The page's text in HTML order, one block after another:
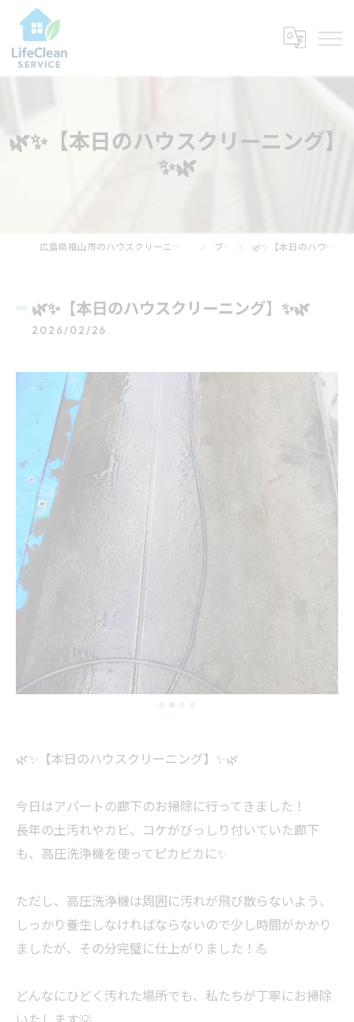
🌿✨【本日のハウスクリーニング】
✨🌿
広島県福山市のハウスクリーニングならライフ・クリーン・サービス ブログ 🌿✨【本日のハウスクリーニング】✨🌿
🌿✨【本日のハウスクリーニング】✨🌿
2026/02/26
🌿✨【本日のハウスクリーニング】✨🌿
今日はアパートの廊下のお掃除に行ってきました！
長年の土汚れやカビ、コケがびっしり付いていた廊下
も、高圧洗浄機を使ってピカピカに✨
ただし、高圧洗浄機は周囲に汚れが飛び散らないよう、
しっかり養生しなければならないので少し時間がかかり
ましたが、その分完璧に仕上がりました！💪
どんなにひどく汚れた場所でも、私たちが丁寧にお掃除